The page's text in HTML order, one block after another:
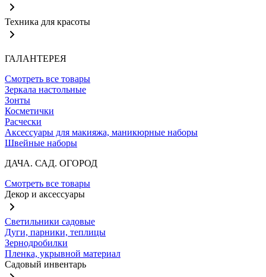
Техника для красоты
ГАЛАНТЕРЕЯ
Смотреть все товары
Зеркала настольные
Зонты
Косметички
Расчески
Аксессуары для макияжа, маникюрные наборы
Швейные наборы
ДАЧА. САД. ОГОРОД
Смотреть все товары
Декор и аксессуары
Светильники садовые
Дуги, парники, теплицы
Зернодробилки
Пленка, укрывной материал
Садовый инвентарь